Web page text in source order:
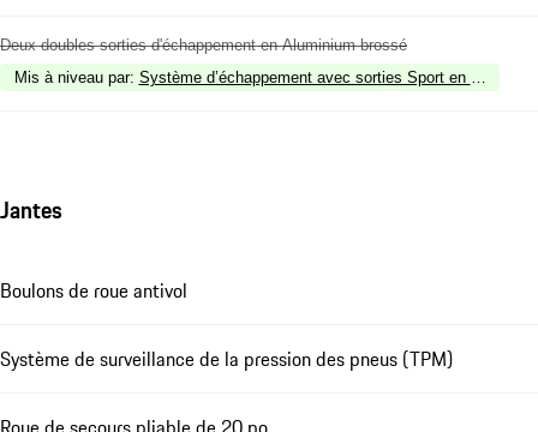
Deux doubles sorties d'échappement en Aluminium brossé
Mis à niveau par: Système d’échappement avec sorties Sport en Argent
Jantes
Boulons de roue antivol
Système de surveillance de la pression des pneus (TPM)